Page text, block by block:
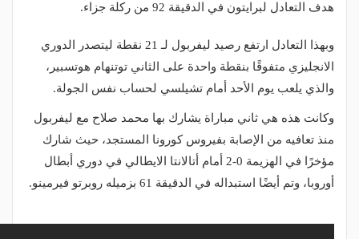
هدف التعادل لبرايتون في الدقيقة 92 من ركلة جزاء.
وبهذا التعادل ارتفع رصيد ليفربول لـ 21 نقطة ليتصدر الدوري
الانجليزي متفوقًا بنقطة واحدة على الثاني توتنهام هوتسبير،
والذي يلعب يوم الأحد أمام تشيلسي لحساب نفس الجولة.
وكانت هذه هي ثاني مباراة يشارك بها محمد صلاح مع ليفربول
منذ تعافيه من الإصابة بفيروس كورونا المستجد، حيث شارك
مؤخرًا في الهزيمة 0-2 أمام أتالانتا الايطالي في دوري أبطال
أوروبا، وتم أيضًا استبداله في الدقيقة 61 بزميله روبرتو فيرمينو.